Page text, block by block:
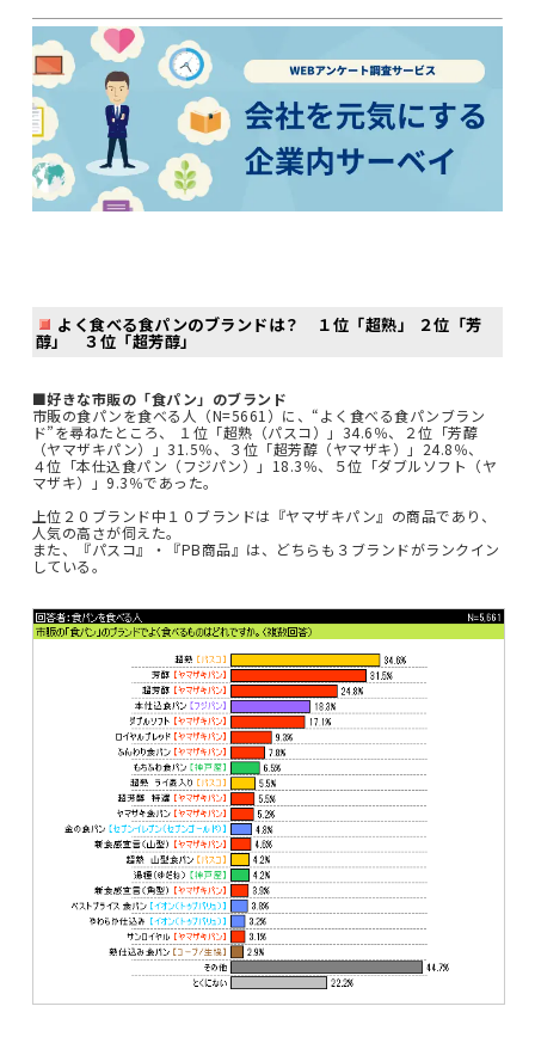
よく食べる食パンのブランドは？ １位「超熟」 ２位「芳
醇」 ３位「超芳醇」
■好きな市販の「食パン」のブランド
市販の食パンを食べる人（N=5661）に、“よく食べる食パンブラン
ド”を尋ねたところ、 １位「超熟（パスコ）」34.6％、２位「芳醇
（ヤマザキパン）」31.5％、３位「超芳醇（ヤマザキ）」24.8％、
４位「本仕込食パン（フジパン）」18.3％、５位「ダブルソフト（ヤ
マザキ）」9.3％であった。
上位２０ブランド中１０ブランドは『ヤマザキパン』の商品であり、
人気の高さが伺えた。
また、『パスコ』・『PB商品』は、どちらも３ブランドがランクイン
している。